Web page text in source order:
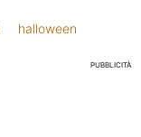
halloween
PUBBLICITÀ